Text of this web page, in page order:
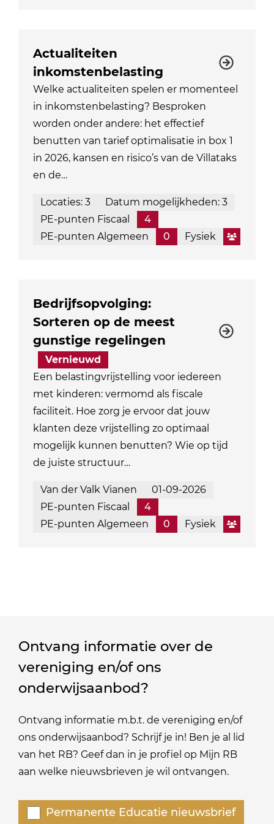
Actualiteiten
inkomstenbelasting
Welke actualiteiten spelen er momenteel
in inkomstenbelasting? Besproken
worden onder andere: het effectief
benutten van tarief optimalisatie in box 1
in 2026, kansen en risico’s van de Villataks
en de…
Locaties: 3
Datum mogelijkheden: 3
PE-punten Fiscaal
4
PE-punten Algemeen
0 Fysiek
Bedrijfsopvolging:
Sorteren op de meest
gunstige regelingen
Vernieuwd
Een belastingvrijstelling voor iedereen
met kinderen: vermomd als fiscale
faciliteit. Hoe zorg je ervoor dat jouw
klanten deze vrijstelling zo optimaal
mogelijk kunnen benutten? Wie op tijd
de juiste structuur…
Van der Valk Vianen
01-09-2026
PE-punten Fiscaal
4
PE-punten Algemeen
0 Fysiek
Ontvang informatie over de
vereniging en/of ons
onderwijsaanbod?
Ontvang informatie m.b.t. de vereniging en/of
ons onderwijsaanbod? Schrijf je in! Ben je al lid
van het RB? Geef dan in je profiel op Mijn RB
aan welke nieuwsbrieven je wil ontvangen.
WelkePermanente Educatie nieuwsbrief